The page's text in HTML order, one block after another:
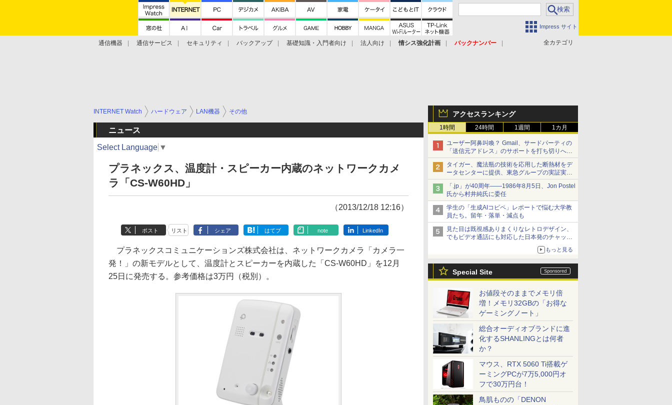
Impress サイト
全カテゴリ
通信機器 通信サービス セキュリティ バックアップ 基礎知識・入門者向け 法人向け 情シス強化計画
バックナンバー
アクセスランキング
1時間 24時間 1週間 1カ月
ユーザー阿鼻叫喚？ Gmail、サードパーティの
「送信元アドレス」のサポートを打ち切りへ
【やじうまWatch】
タイガー、魔法瓶の技術を応用した断熱材をデ
ータセンターに提供、東急グループの実証実験
で 「ステンレス密封真空断熱パネル TIVIP」
「.jp」が40周年――1986年8月5日、Jon Postel
氏から村井純氏に委任
学生の「生成AIコピペ」レポートで悩む大学教
員たち。留年・落単・減点も
見た目は既視感ありまくりなレトロデザイン、
でもビデオ通話にも対応した日本発のチャット
もっと見る
Special Site
お値段そのままでメモリ倍
増！メモリ32GBの「お得な
ゲーミングノート」
総合オーディオブランドに進
化するSHANLINGとは何者
か？
マウス、RTX 5060 Ti搭載ゲ
ーミングPCが7万5,000円オ
フで30万円台！
鳥肌ものの「DENON
INTERNET Watch ハードウェア LAN機器 その他
ニュース
Select Language ▼
プラネックス、温度計・スピーカー内蔵のネットワークカメ
ラ「CS-W60HD」
（2013/12/18 12:16）
ポスト リスト シェア はてブ note LinkedIn
プラネックスコミュニケーションズ株式会社は、ネットワークカメラ「カメラ一
発！」の新モデルとして、温度計とスピーカーを内蔵した「CS-W60HD」を12月
25日に発売する。参考価格は3万円（税別）。